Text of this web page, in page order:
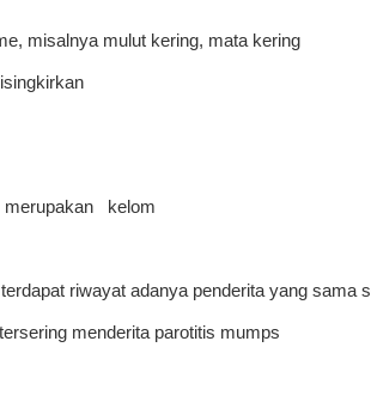
misalnya mulut kering, mata kering
kelom
riwayat adanya penderita yang sama
menderita parotitis mumps